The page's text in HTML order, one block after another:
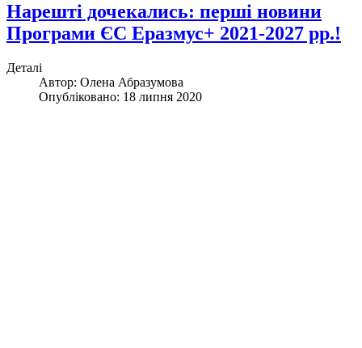
Нарешті дочекались: перші новини
Програми ЄС Еразмус+ 2021-2027 рр.!
Деталі
Автор: Олена Абразумова
Опубліковано: 18 липня 2020